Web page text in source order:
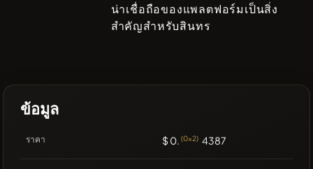
น่าเชื่อถือของแพลตฟอร์มเป็นสิ่ง
สำคัญสำหรับสินทร
ข้อมูล
ราคา $ 0. (0x2) 4387